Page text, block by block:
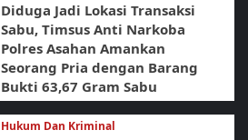
Diduga Jadi Lokasi Transaksi
Sabu, Timsus Anti Narkoba
Polres Asahan Amankan
Seorang Pria dengan Barang
Bukti 63,67 Gram Sabu
Hukum Dan Kriminal